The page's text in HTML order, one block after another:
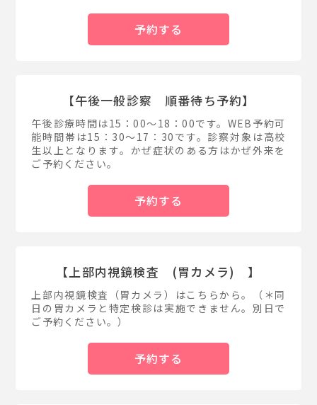
予約する
【午後一般診察 順番待ち予約】
午後診療時間は15：00～18：00です。WEB予約可
能時間帯は15：30～17：30です。診察対象は高校
生以上となります。かぜ症状のある方はかぜ外来を
ご予約ください。
予約する
【上部内視鏡検査 (胃カメラ) 】
上部内視鏡検査（胃カメラ）はこちらから。（＊同
日の胃カメラと特定検診は実施できません。別日で
ご予約ください。）
予約する